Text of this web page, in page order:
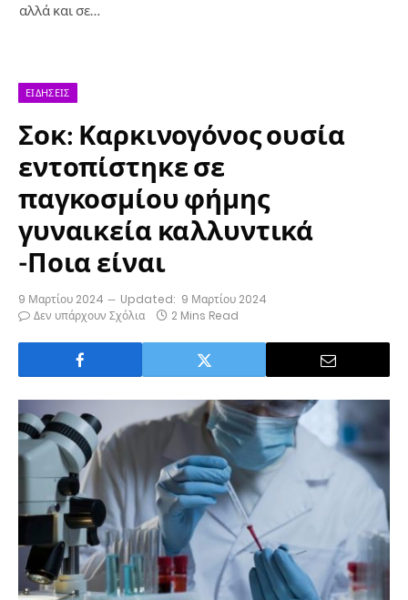
αλλά και σε…
ΕΙΔΉΣΕΙΣ
Σοκ: Καρκινογόνος ουσία
εντοπίστηκε σε
παγκοσμίου φήμης
γυναικεία καλλυντικά
-Ποια είναι
9 Μαρτίου 2024 Updated: 9 Μαρτίου 2024
Δεν υπάρχουν Σχόλια
2 Mins Read